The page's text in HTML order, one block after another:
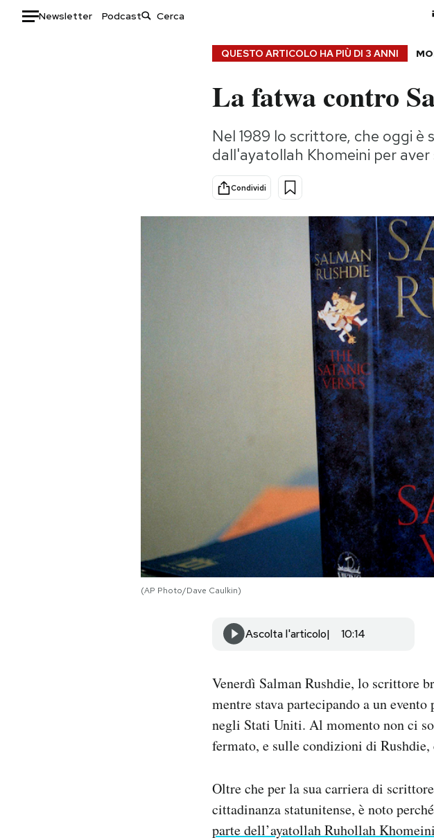
Newsletter Podcast
Consumismi
Storie/Idee
Ok Boomer!
Media
Europa
Altrecose
Mondiali calcio 2026
AREA PERSONALE
QUESTO ARTICOLO HA PIÙ DI 3 ANNI
La fatwa contro
Nel 1989 lo scrittore, che oggi
dall'ayatollah Khomeini per
Condividi
(AP Photo/Dave Caulkin)
Ascolta l'articolo 10:14
Venerdì Salman Rushdie, lo scrittore
mentre stava partecipando a un
negli Stati Uniti. Al momento non ci
fermato, e sulle condizioni di
Oltre che per la sua carriera di
cittadinanza statunitense, è noto
parte dell’ayatollah Ruhollah Khomeini